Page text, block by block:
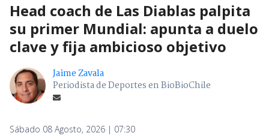
Head coach de Las Diablas palpita
su primer Mundial: apunta a duelo
clave y fija ambicioso objetivo
Jaime Zavala
Periodista de Deportes en BioBioChile
Sábado 08 Agosto, 2026 | 07:30